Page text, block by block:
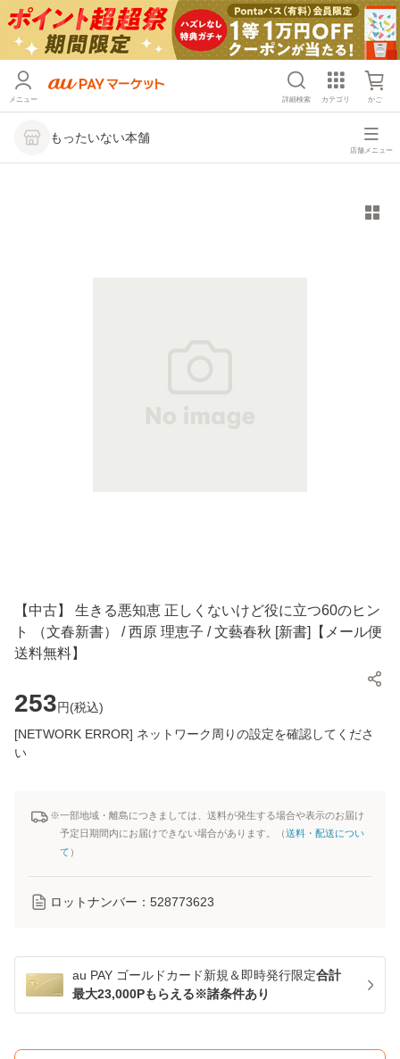
メニュー 詳細検索 カテゴリ かご
もったいない本舗
店舗メニュー
【中古】 生きる悪知恵 正しくないけど役に立つ60のヒン
ト （文春新書） / 西原 理恵子 / 文藝春秋 [新書]【メール便
送料無料】
253円(税込)
[NETWORK ERROR] ネットワーク周りの設定を確認してくださ
い
※一部地域・離島につきましては、送料が発生する場合や表示のお届け
予定日期間内にお届けできない場合があります。（送料・配送につい
て ）
ロットナンバー： 528773623
au PAY ゴールドカード新規＆即時発行限定合計
最大23,000Pもらえる※諸条件あり